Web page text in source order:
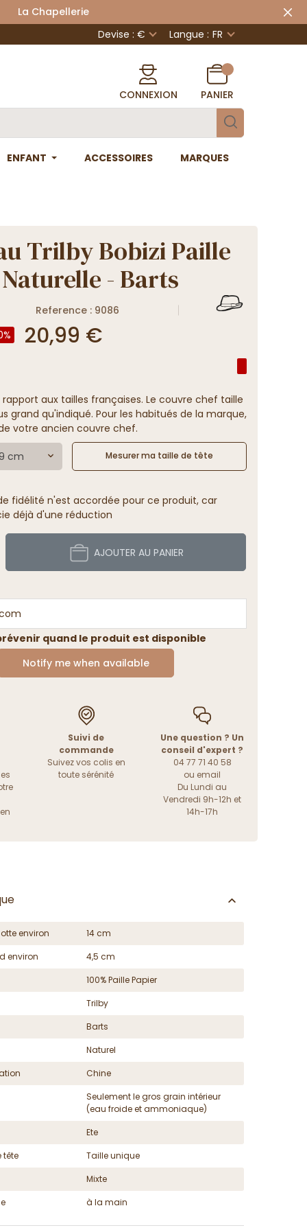
Chapellerie
Devise : €
Langue : FR
CONNEXION PANIER
ENFANT ACCESSOIRES MARQUES
Trilby Bobizi Paille
- Barts
Reference : 9086
20,99 €
aux tailles françaises. Le couvre chef taille
grand qu'indiqué. Pour les habitués de la marque,
votre ancien couvre chef.
cm Mesurer ma taille de tête
fidélité n'est accordée pour ce produit, car
déjà d'une réduction
AJOUTER AU PANIER
quand le produit est disponible
Notify me when available
Suivi de
commande
Suivez vos colis en
toute sérénité
Une question ? Un
conseil d'expert ?
04 77 71 40 58
ou email
Du Lundi au
Vendredi 9h-12h et
14h-17h
environ
14 cm
environ
4,5 cm
100% Paille Papier
Trilby
Barts
Naturel
Chine
Seulement le gros grain intérieur
(eau froide et ammoniaque)
Ete
tête
Taille unique
Mixte
à la main